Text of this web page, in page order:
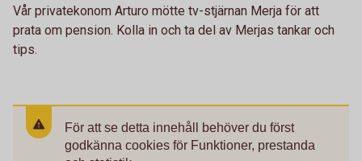
Vår privatekonom Arturo mötte tv-stjärnan Merja för att
prata om pension. Kolla in och ta del av Merjas tankar och
tips.
För att se detta innehåll behöver du först
godkänna cookies för Funktioner, prestanda